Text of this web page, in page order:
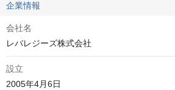
企業情報
会社名
レバレジーズ株式会社
設立
2005年4月6日